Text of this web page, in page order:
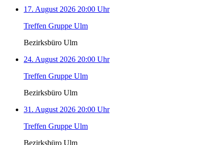
17. August 2026 20:00 Uhr
Treffen Gruppe Ulm
Bezirksbüro Ulm
24. August 2026 20:00 Uhr
Treffen Gruppe Ulm
Bezirksbüro Ulm
31. August 2026 20:00 Uhr
Treffen Gruppe Ulm
Bezirksbüro Ulm